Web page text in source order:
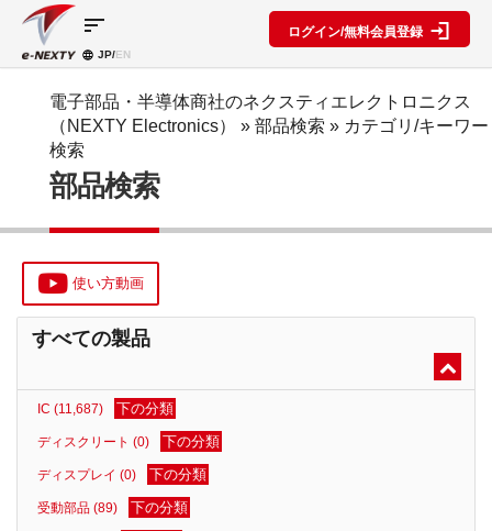
テゴリ
IC
ディスク
リート
受動部品
機構部品
水晶部品
機能部品
品
能
レベルダ
ム作成
複数型名
をまとめ
て探す
類似品検
索
カー一覧
ク図
ック図
SPECIAL
CONTENT
セミナ
information
e-
e-
sort
JP/EN
ログイン/無料会員登録
電子部品・半導体商社のネクスティエレクトロニクス
（NEXTY Electronics）
» 部品検索 » カテゴリ/キーワ
検索
部品検索
使い方動画
すべての製品
IC (11,687) 下の分類
ディスクリート (0) 下の分類
ディスプレイ (0) 下の分類
受動部品 (89) 下の分類